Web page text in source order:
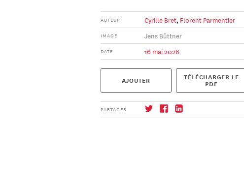
AUTEUR Cyrille Bret, Florent Parmentier
IMAGE Jens Büttner
DATE 16 mai 2026
AJOUTER TÉLÉCHARGER LE
PDF
PARTAGER